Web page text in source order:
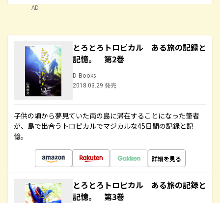
AD
とろとろトロピカル ある旅の記録と
記憶。 第2巻
D-Books
2018.03.29 発売
子供の頃から夢見ていた南の島に滞在することになった筆者
が、島で出合うトロピカルでマジカルな45日間の記録と記
憶。
詳細を見る
とろとろトロピカル ある旅の記録と
記憶。 第3巻